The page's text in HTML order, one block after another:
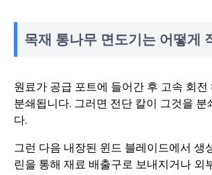
목재 통나무 면도기는 어떻게
원료가 공급 포트에 들어간 후 고속 회
분쇄됩니다. 그러면 전단 칼이 그것을 분
다.
그런 다음 내장된 윈드 블레이드에서 생
린을 통해 재료 배출구로 보내지거나 외